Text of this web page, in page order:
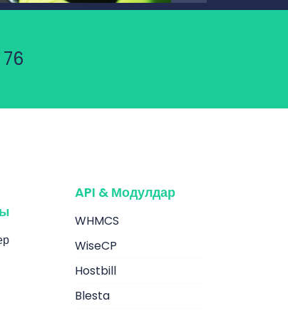
API & Модулдар
WHMCS
WiseCP
Hostbill
Blesta